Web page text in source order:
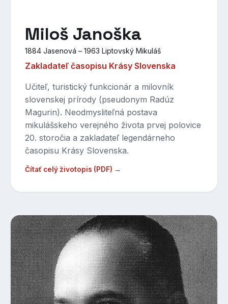
Miloš Janoška
1884 Jasenová – 1963 Liptovský Mikuláš
Zakladateľ časopisu Krásy Slovenska
Učiteľ, turistický funkcionár a milovník
slovenskej prírody (pseudonym Radúz
Magurin). Neodmysliteľná postava
mikulášskeho verejného života prvej polovice
20. storočia a zakladateľ legendárneho
časopisu Krásy Slovenska.
Čítať celý životopis (PDF) →